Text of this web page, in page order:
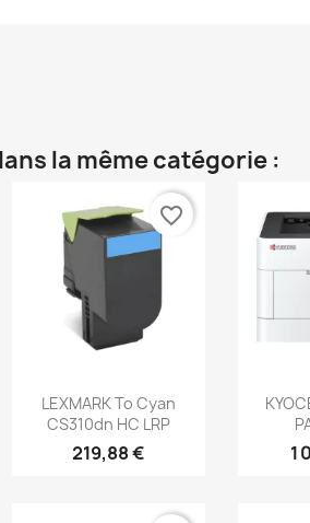
la même catégorie :
Aperçu rapide
LEXMARK To Cyan
CS310dn HC LRP
219,88 €
favorite_border

1